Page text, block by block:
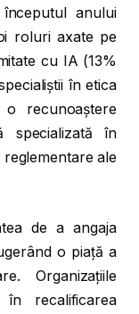
anului
roluri axate pe
cu IA (13%
în etica
recunoaștere
specializată în
reglementare ale
de a angaja
o piață a
Organizațiile
în recalificarea